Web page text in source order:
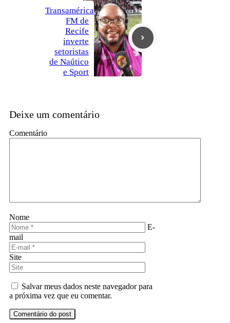
Transamérica
FM de
Recife
inverte
setoristas
de Naútico
e Sport
Deixe um comentário
Comentário
Nome
E-
mail
Site
Salvar meus dados neste navegador para
a próxima vez que eu comentar.